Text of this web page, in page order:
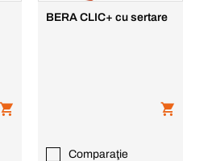
BERA CLIC+ cu sertare
Comparaţie